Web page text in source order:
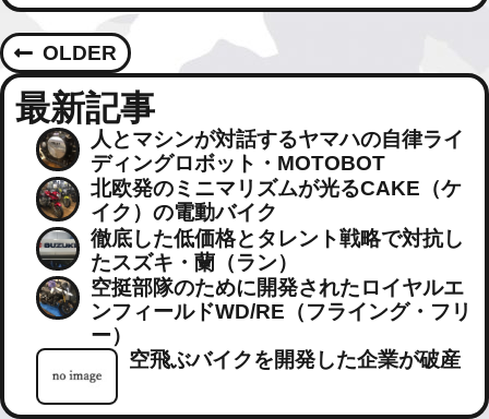
投
稿
ナ
ビ
ゲ
ー
シ
OLDER
最新記事
人とマシンが対話するヤマハの自律ライ
ディングロボット・MOTOBOT
北欧発のミニマリズムが光るCAKE（ケ
イク）の電動バイク
徹底した低価格とタレント戦略で対抗し
たスズキ・蘭（ラン）
空挺部隊のために開発されたロイヤルエ
ンフィールドWD/RE（フライング・フリ
ー）
空飛ぶバイクを開発した企業が破産